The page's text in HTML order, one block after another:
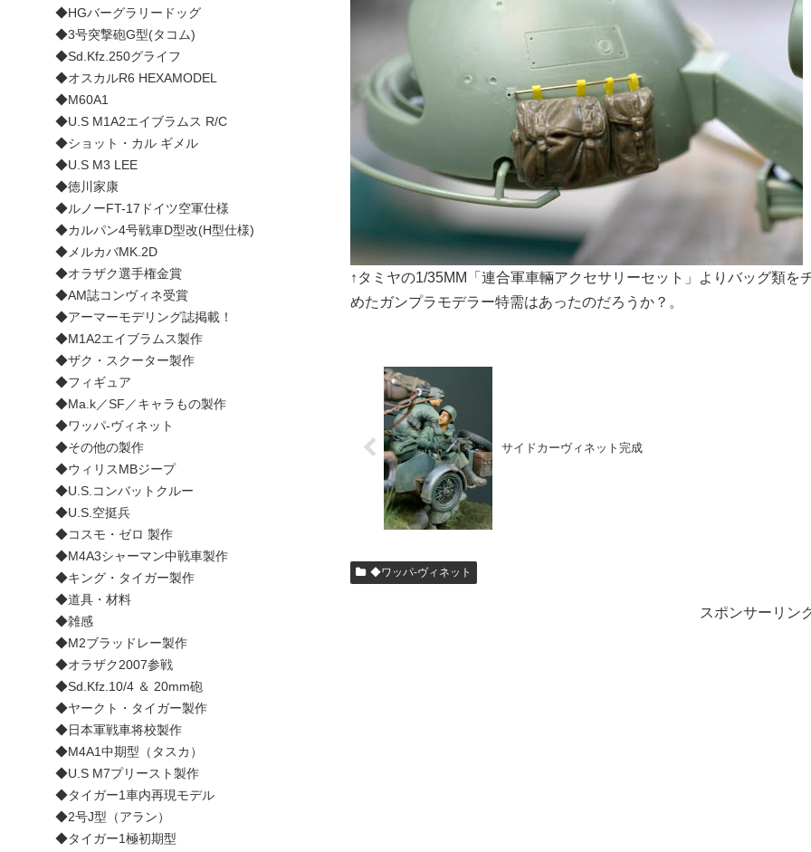
↑タミヤの1/35MM「連合軍車輛アクセサリーセット」よりバッグ類
めたガンプラモデラー特需はあったのだろうか？。
サイドカーヴィネット完成
◆ワッパ-ヴィネット
スポンサーリン
◆HGバーグラリードッグ
◆3号突撃砲G型(タコム)
◆Sd.Kfz.250グライフ
◆オスカルR6 HEXAMODEL
◆M60A1
◆U.S M1A2エイブラムス R/C
◆ショット・カル ギメル
◆U.S M3 LEE
◆徳川家康
◆ルノーFT-17ドイツ空軍仕様
◆カルパン4号戦車D型改(H型仕様)
◆メルカバMK.2D
◆オラザク選手権金賞
◆AM誌コンヴィネ受賞
◆アーマーモデリング誌掲載！
◆M1A2エイブラムス製作
◆ザク・スクーター製作
◆フィギュア
◆Ma.k／SF／キャラもの製作
◆ワッパ-ヴィネット
◆その他の製作
◆ウィリスMBジープ
◆U.S.コンバットクルー
◆U.S.空挺兵
◆コスモ・ゼロ 製作
◆M4A3シャーマン中戦車製作
◆キング・タイガー製作
◆道具・材料
◆雑感
◆M2ブラッドレー製作
◆オラザク2007参戦
◆Sd.Kfz.10/4 ＆ 20mm砲
◆ヤークト・タイガー製作
◆日本軍戦車将校製作
◆M4A1中期型（タスカ）
◆U.S M7プリースト製作
◆タイガー1車内再現モデル
◆2号J型（アラン）
◆タイガー1極初期型